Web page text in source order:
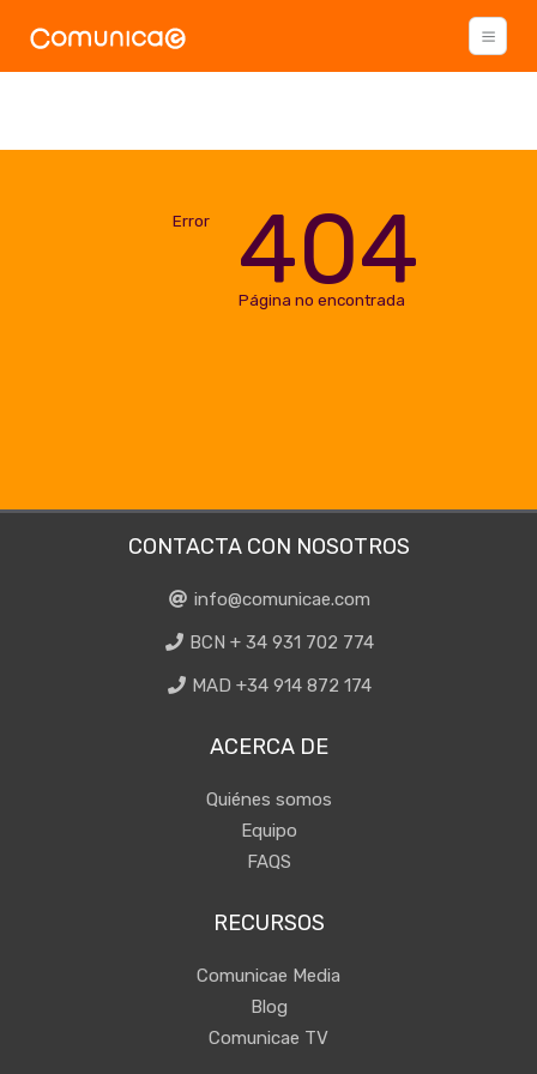
Error 404
Página no encontrada
CONTACTA CON NOSOTROS
info@comunicae.com
BCN + 34 931 702 774
MAD +34 914 872 174
ACERCA DE
Quiénes somos
Equipo
FAQS
RECURSOS
Comunicae Media
Blog
Comunicae TV